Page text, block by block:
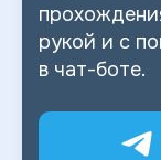
рукой и с
в чат-боте.